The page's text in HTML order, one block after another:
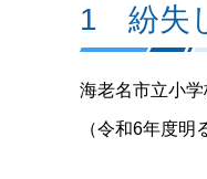
1 紛失
海老名市立小
（令和6年度